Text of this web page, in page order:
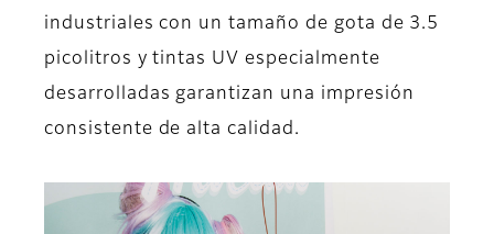
industriales con un tamaño de gota de 3.5
picolitros y tintas UV especialmente
desarrolladas garantizan una impresión
consistente de alta calidad.